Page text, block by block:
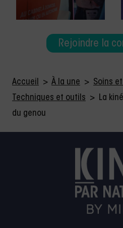
Rejoindre la
Accueil > À la une > Soins
Techniques et outils > La
du genou